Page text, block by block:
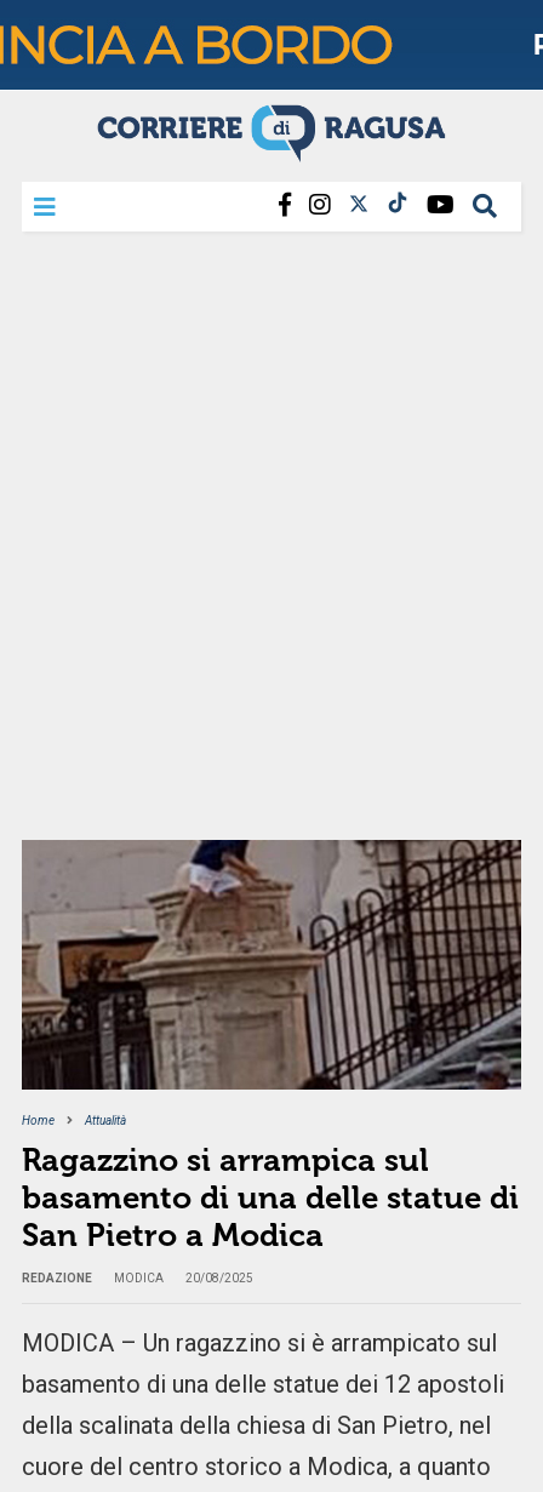
Home Attualità
Ragazzino si arrampica sul
basamento di una delle statue di
San Pietro a Modica
REDAZIONE MODICA 20/08/2025
MODICA – Un ragazzino si è arrampicato sul
basamento di una delle statue dei 12 apostoli
della scalinata della chiesa di San Pietro, nel
cuore del centro storico a Modica, a quanto